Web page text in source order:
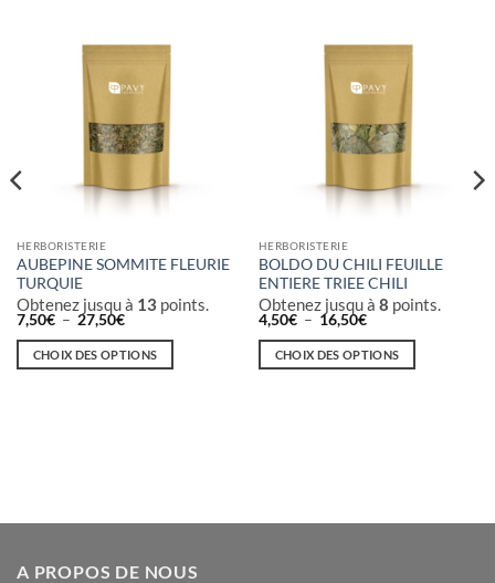
HERBORISTERIE
AUBEPINE SOMMITE FLEURIE
TURQUIE
Obtenez jusqu à 13 points.
7,50€ – 27,50€Plage
prix :
7,50€
CHOIX DES OPTIONS
options
être
HERBORISTERIE
BOLDO DU CHILI FEUILLE
ENTIERE TRIEE CHILI
Obtenez jusqu à 8 points.
4,50€ – 16,50€Plage
prix :
4,50€
CHOIX DES OPTIONS
options
A PROPOS DE NOUS